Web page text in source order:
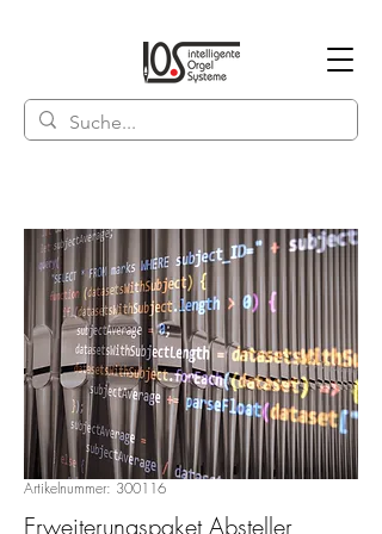
Artikelnummer: 300116
Erweiterungspaket Absteller